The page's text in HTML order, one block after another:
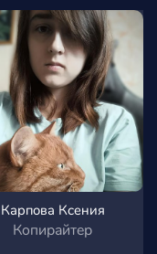
Карпова Ксения
Копирайтер